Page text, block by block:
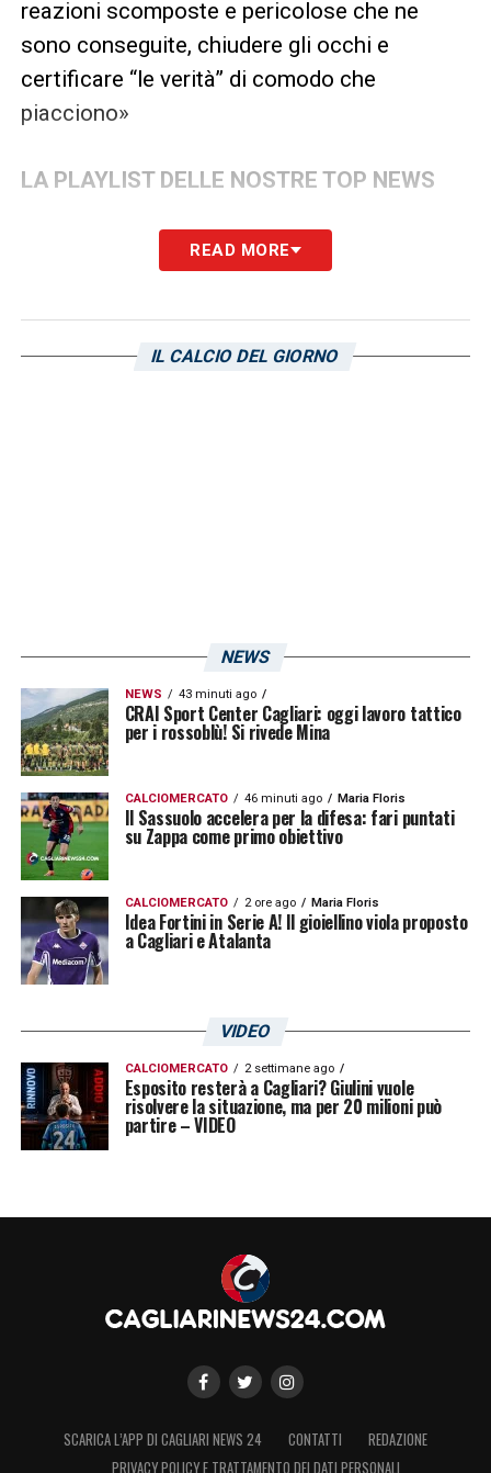
reazioni scomposte e pericolose che ne
sono conseguite, chiudere gli occhi e
certificare “le verità” di comodo che
piacciono»
LA PLAYLIST DELLE NOSTRE TOP NEWS
READ MORE
IL CALCIO DEL GIORNO
NEWS
NEWS 43 minuti ago
CRAI Sport Center Cagliari: oggi lavoro tattico
per i rossoblù! Si rivede Mina
CALCIOMERCATO 46 minuti ago Maria Floris
Il Sassuolo accelera per la difesa: fari puntati
su Zappa come primo obiettivo
CALCIOMERCATO 2 ore ago Maria Floris
Idea Fortini in Serie A! Il gioiellino viola proposto
a Cagliari e Atalanta
VIDEO
CALCIOMERCATO 2 settimane ago
Esposito resterà a Cagliari? Giulini vuole
risolvere la situazione, ma per 20 milioni può
partire – VIDEO
SCARICA L’APP DI CAGLIARI NEWS 24 CONTATTI
REDAZIONE
PRIVACY POLICY E TRATTAMENTO DEI DATI PERSONALI